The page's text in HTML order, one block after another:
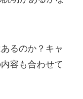
るのか？キャ
容も合わせて